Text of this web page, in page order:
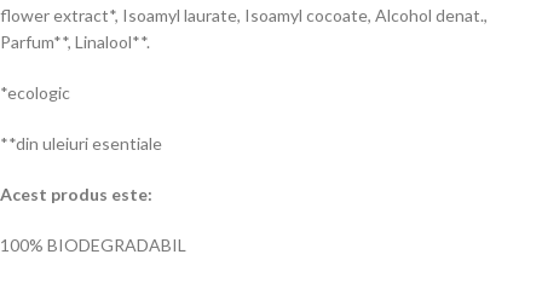
flower extract*, Isoamyl laurate, Isoamyl cocoate, Alcohol denat.,
Parfum**, Linalool**.
*ecologic
**din uleiuri esentiale
Acest produs este:
100% BIODEGRADABIL